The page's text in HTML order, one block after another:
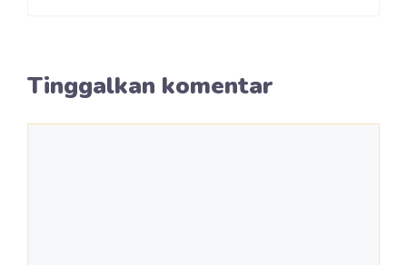
Tinggalkan komentar